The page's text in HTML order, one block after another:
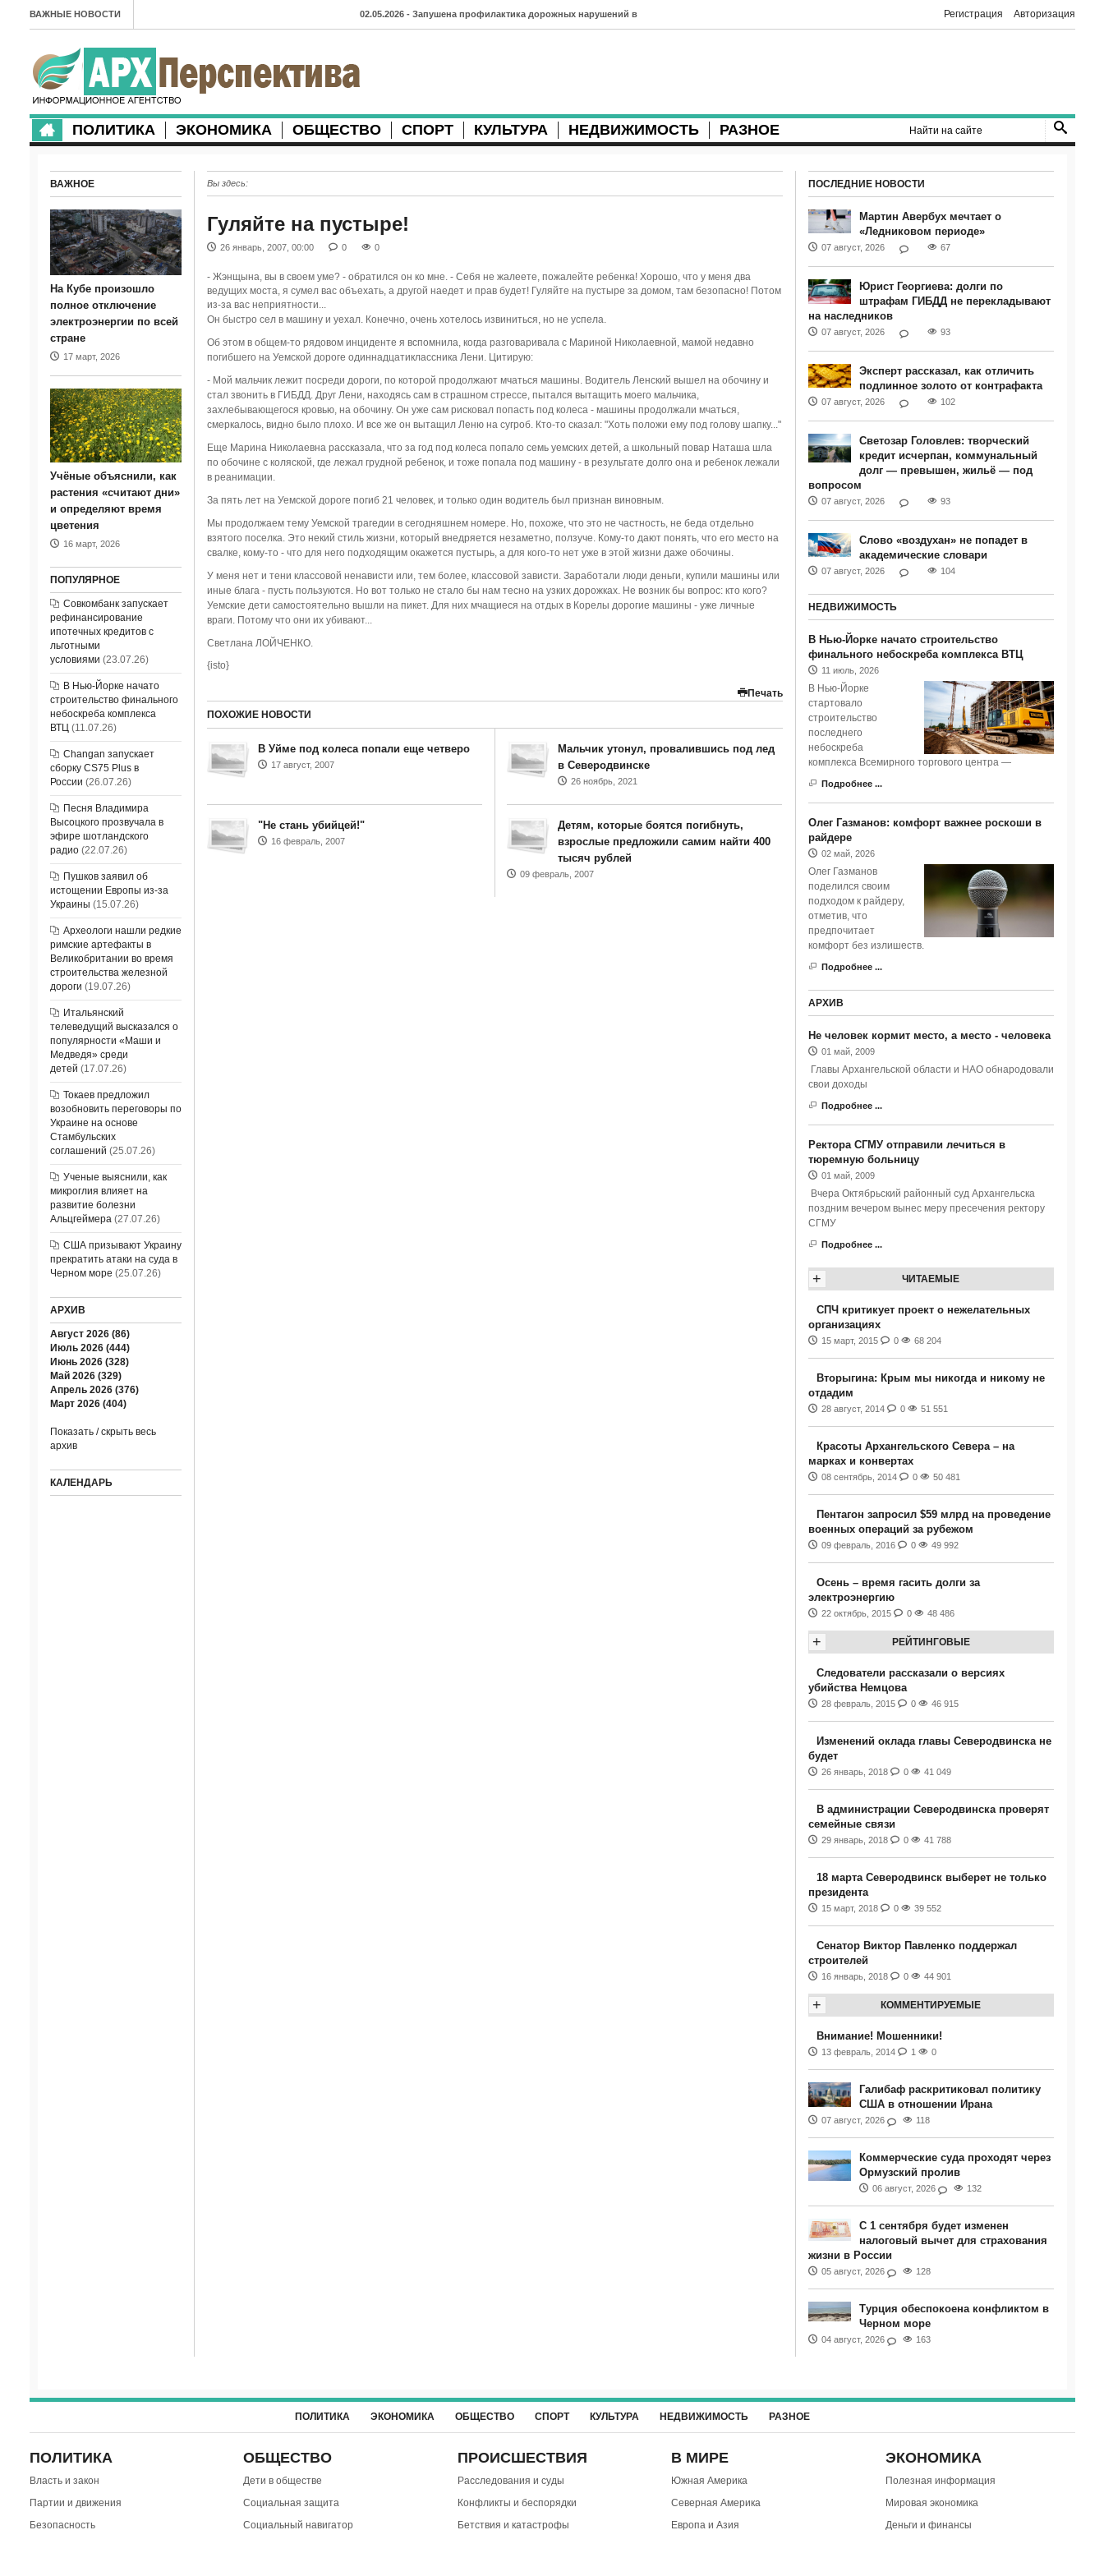
ВАЖНЫЕ НОВОСТИ 02.05.2026 - Запушена профилактика дорожных нарушений в
27.04.2026 - Губернатор Архангельской области контролирует
23.04.2026 - Детский экологический форум усилит
продолжают затруднять движение
21.04.2026 - Выгуливание собак: правила и штрафы в России
20.04.2026 - Итоги хоккейного сезона в Архангельске: яркие
появились в Монтгомери
Регистрация Авторизация
ПОЛИТИКА ЭКОНОМИКА ОБЩЕСТВО СПОРТ КУЛЬТУРА НЕДВИЖИМОСТЬ РАЗНОЕ
Вы здесь:
Гуляйте на пустыре!
26 январь, 2007, 00:00 0 0
- Жэнщына, вы в своем уме? - обратился он ко мне. - Себя не жалеете, пожалейте ребенка! Хорошо, что у меня два
ведущих моста, я сумел вас объехать, а другой наедет и прав будет! Гуляйте на пустыре за домом, там безопасно! Потом
из-за вас неприятности...
Он быстро сел в машину и уехал. Конечно, очень хотелось извиниться, но не успела.
Об этом в общем-то рядовом инциденте я вспомнила, когда разговаривала с Мариной Николаевной, мамой недавно
погибшего на Уемской дороге одиннадцатиклассника Лени. Цитирую:
- Мой мальчик лежит посреди дороги, по которой продолжают мчаться машины. Водитель Ленский вышел на обочину и
стал звонить в ГИБДД. Друг Лени, находясь сам в страшном стрессе, пытался вытащить моего мальчика,
захлебывающегося кровью, на обочину. Он уже сам рисковал попасть под колеса - машины продолжали мчаться,
смеркалось, видно было плохо. И все же он вытащил Леню на сугроб. Кто-то сказал: "Хоть положи ему под голову шапку..."
Еще Марина Николаевна рассказала, что за год под колеса попало семь уемских детей, а школьный повар Наташа шла
по обочине с коляской, где лежал грудной ребенок, и тоже попала под машину - в результате долго она и ребенок лежали
в реанимации.
За пять лет на Уемской дороге погиб 21 человек, и только один водитель был признан виновным.
Мы продолжаем тему Уемской трагедии в сегодняшнем номере. Но, похоже, что это не частность, не беда отдельно
взятого поселка. Это некий стиль жизни, который внедряется незаметно, ползуче. Кому-то дают понять, что его место на
свалке, кому-то - что для него подходящим окажется пустырь, а для кого-то нет уже в этой жизни даже обочины.
У меня нет и тени классовой ненависти или, тем более, классовой зависти. Заработали люди деньги, купили машины или
иные блага - пусть пользуются. Но вот только не стало бы нам тесно на узких дорожках. Не возник бы вопрос: кто кого?
Уемские дети самостоятельно вышли на пикет. Для них мчащиеся на отдых в Корелы дорогие машины - уже личные
враги. Потому что они их убивают...
Светлана ЛОЙЧЕНКО.
{isto}
Печать
ПОХОЖИЕ НОВОСТИ
В Уйме под колеса попали еще четверо
17 август, 2007
Мальчик утонул, провалившись под лед
в Северодвинске
26 ноябрь, 2021
"Не стань убийцей!"
16 февраль, 2007
Детям, которые боятся погибнуть,
взрослые предложили самим найти 400
тысяч рублей
09 февраль, 2007
ПОСЛЕДНИЕ НОВОСТИ
Мартин Авербух мечтает о
«Ледниковом периоде»
07 август, 2026 67
Юрист Георгиева: долги по
штрафам ГИБДД не перекладывают
на наследников
07 август, 2026 93
Эксперт рассказал, как отличить
подлинное золото от контрафакта
07 август, 2026 102
Светозар Головлев: творческий
кредит исчерпан, коммунальный
долг — превышен, жильё — под
вопросом
07 август, 2026 93
Слово «воздухан» не попадет в
академические словари
07 август, 2026 104
НЕДВИЖИМОСТЬ
В Нью-Йорке начато строительство
финального небоскреба комплекса ВТЦ
11 июль, 2026
В Нью-Йорке
стартовало
строительство
последнего
небоскреба
комплекса Всемирного торгового центра —
Подробнее ...
Олег Газманов: комфорт важнее роскоши в
райдере
02 май, 2026
Олег Газманов
поделился своим
подходом к райдеру,
отметив, что
предпочитает
комфорт без излишеств.
Подробнее ...
АРХИВ
Не человек кормит место, а место - человека
01 май, 2009
Главы Архангельской области и НАО обнародовали
свои доходы
Подробнее ...
Ректора СГМУ отправили лечиться в
тюремную больницу
01 май, 2009
Вчера Октябрьский районный суд Архангельска
поздним вечером вынес меру пресечения ректору
СГМУ
Подробнее ...
ЧИТАЕМЫЕ
+
СПЧ критикует проект о нежелательных
организациях
15 март, 2015 0 68 204
Вторыгина: Крым мы никогда и никому не
отдадим
28 август, 2014 0 51 551
Красоты Архангельского Севера – на
марках и конвертах
08 сентябрь, 2014 0 50 481
Пентагон запросил $59 млрд на проведение
военных операций за рубежом
09 февраль, 2016 0 49 992
Осень – время гасить долги за
электроэнергию
22 октябрь, 2015 0 48 486
РЕЙТИНГОВЫЕ
+
Следователи рассказали о версиях
убийства Немцова
28 февраль, 2015 0 46 915
Изменений оклада главы Северодвинска не
будет
26 январь, 2018 0 41 049
В администрации Северодвинска проверят
семейные связи
29 январь, 2018 0 41 788
18 марта Северодвинск выберет не только
президента
15 март, 2018 0 39 552
Сенатор Виктор Павленко поддержал
строителей
16 январь, 2018 0 44 901
КОММЕНТИРУЕМЫЕ
+
Внимание! Мошенники!
13 февраль, 2014 1 0
Галибаф раскритиковал политику
США в отношении Ирана
07 август, 2026 118
Коммерческие суда проходят через
Ормузский пролив
06 август, 2026 132
С 1 сентября будет изменен
налоговый вычет для страхования
жизни в России
05 август, 2026 128
Турция обеспокоена конфликтом в
Черном море
04 август, 2026 163
ВАЖНОЕ
На Кубе произошло
полное отключение
электроэнергии по всей
стране
17 март, 2026
Учёные объяснили, как
растения «считают дни»
и определяют время
цветения
16 март, 2026
ПОПУЛЯРНОЕ
Совкомбанк запускает
рефинансирование
ипотечных кредитов с
льготными
условиями (23.07.26)
В Нью-Йорке начато
строительство финального
небоскреба комплекса
ВТЦ(11.07.26)
Changan запускает
сборку CS75 Plus в
России (26.07.26)
Песня Владимира
Высоцкого прозвучала в
эфире шотландского
радио(22.07.26)
Пушков заявил об
истощении Европы из-за
Украины (15.07.26)
Археологи нашли редкие
римские артефакты в
Великобритании во время
строительства железной
дороги (19.07.26)
Итальянский
телеведущий высказался о
популярности «Маши и
Медведя» среди
детей (17.07.26)
Токаев предложил
возобновить переговоры по
Украине на основе
Стамбульских
соглашений (25.07.26)
Ученые выяснили, как
микроглия влияет на
развитие болезни
Альцгеймера(27.07.26)
США призывают Украину
прекратить атаки на суда в
Черном море (25.07.26)
АРХИВ
Август 2026 (86)
Июль 2026 (444)
Июнь 2026 (328)
Май 2026 (329)
Апрель 2026 (376)
Март 2026 (404)
Показать / скрыть весь
архив
КАЛЕНДАРЬ
ПОЛИТИКА ЭКОНОМИКА ОБЩЕСТВО СПОРТ КУЛЬТУРА НЕДВИЖИМОСТЬ РАЗНОЕ
ПОЛИТИКА
Власть и закон
Партии и движения
Безопасность
ОБЩЕСТВО
Дети в обществе
Социальная защита
Социальный навигатор
ПРОИСШЕСТВИЯ
Расследования и суды
Конфликты и беспорядки
Бетствия и катастрофы
В МИРЕ
Южная Америка
Северная Америка
Европа и Азия
ЭКОНОМИКА
Полезная информация
Мировая экономика
Деньги и финансы